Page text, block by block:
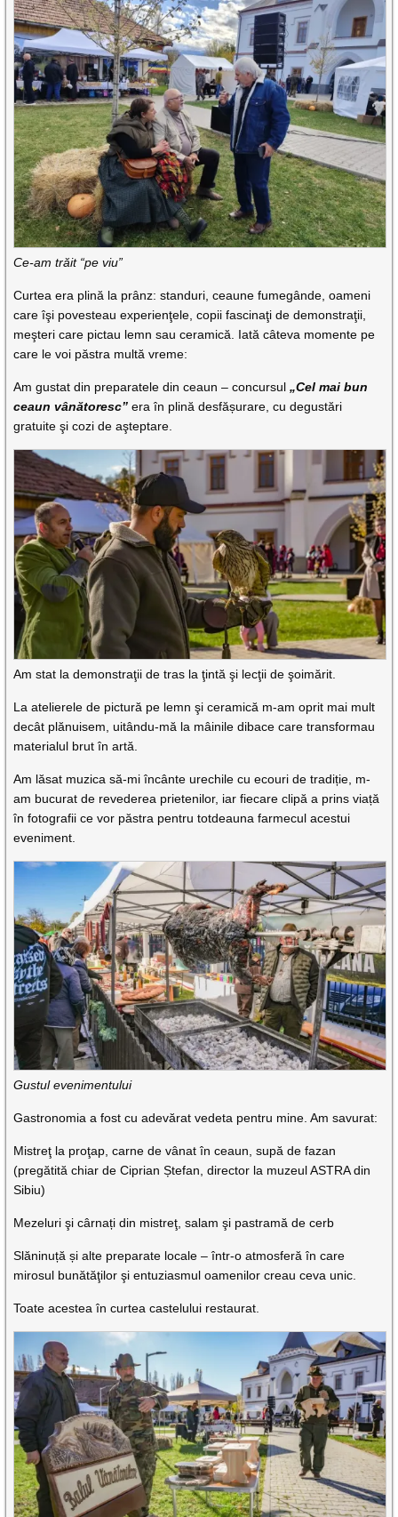
Ce-am trăit “pe viu”
Curtea era plină la prânz: standuri, ceaune fumegânde, oameni
care îşi povesteau experienţele, copii fascinaţi de demonstraţii,
meşteri care pictau lemn sau ceramică. Iată câteva momente pe
care le voi păstra multă vreme:
Am gustat din preparatele din ceaun – concursul„Cel mai bun
ceaun vânătoresc” era în plină desfășurare, cu degustări
gratuite şi cozi de aşteptare.
Am stat la demonstraţii de tras la ţintă şi lecţii de şoimărit.
La atelierele de pictură pe lemn şi ceramică m-am oprit mai mult
decât plănuisem, uitându-mă la mâinile dibace care transformau
materialul brut în artă.
Am lăsat muzica să-mi încânte urechile cu ecouri de tradiție, m-
am bucurat de revederea prietenilor, iar fiecare clipă a prins viață
în fotografii ce vor păstra pentru totdeauna farmecul acestui
eveniment.
Gustul evenimentului
Gastronomia a fost cu adevărat vedeta pentru mine. Am savurat:
Mistreţ la proţap, carne de vânat în ceaun, supă de fazan
(pregătită chiar de Ciprian Ștefan, director la muzeul ASTRA din
Sibiu)
Mezeluri şi cârnați din mistreţ, salam şi pastramă de cerb
Slăninuță și alte preparate locale – într-o atmosferă în care
mirosul bunătăţilor şi entuziasmul oamenilor creau ceva unic.
Toate acestea în curtea castelului restaurat.